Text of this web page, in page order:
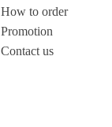
How to order
Promotion
Contact us